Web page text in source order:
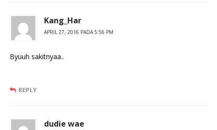
Kang_Har
APRIL 27, 2016 PADA 5:56 PM
Byuuh sakitnyaa..
REPLY
dudie wae